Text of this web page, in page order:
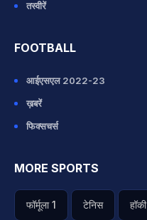
तस्वीरें
FOOTBALL
आईएसएल 2022-23
ख़बरें
फिक्सचर्स
MORE SPORTS
फॉर्मूला 1 टेनिस हॉकी